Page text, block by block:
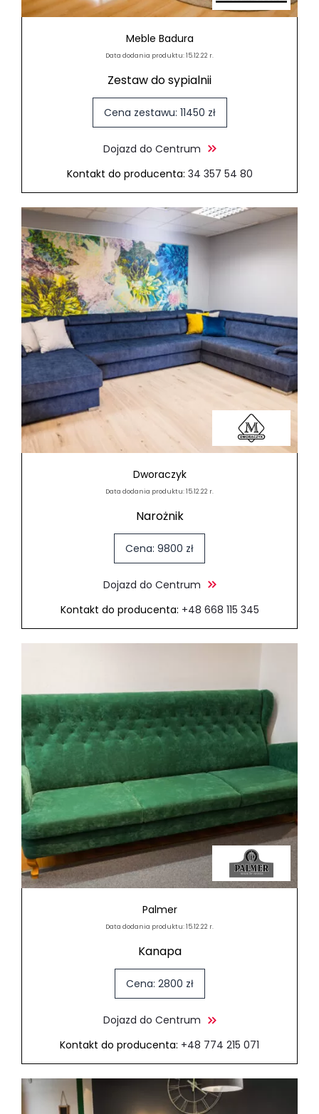
Meble Badura
Data dodania produktu: 15.12.22 r.
Zestaw do sypialnii
Cena zestawu: 11450 zł
Dojazd do Centrum
Kontakt do producenta: 34 357 54 80
Dworaczyk
Data dodania produktu: 15.12.22 r.
Narożnik
Cena: 9800 zł
Dojazd do Centrum
Kontakt do producenta: +48 668 115 345
Palmer
Data dodania produktu: 15.12.22 r.
Kanapa
Cena: 2800 zł
Dojazd do Centrum
Kontakt do producenta: +48 774 215 071